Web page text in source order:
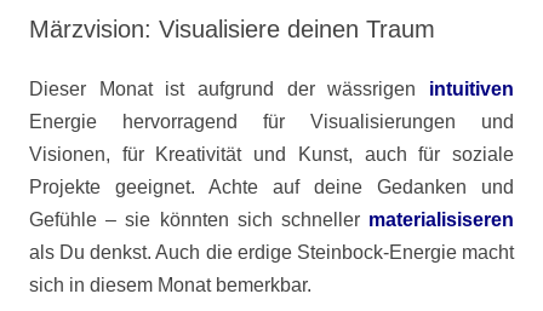
Märzvision: Visualisiere deinen Traum
Dieser Monat ist aufgrund der wässrigen intuitiven
Energie hervorragend für Visualisierungen und
Visionen, für Kreativität und Kunst, auch für soziale
Projekte geeignet. Achte auf deine Gedanken und
Gefühle – sie könnten sich schneller materialisiseren
als Du denkst. Auch die erdige Steinbock-Energie macht
sich in diesem Monat bemerkbar.